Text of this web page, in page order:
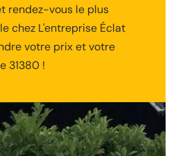
rendez-vous le plus
chez L'entreprise Éclat
votre prix et votre
31380 !